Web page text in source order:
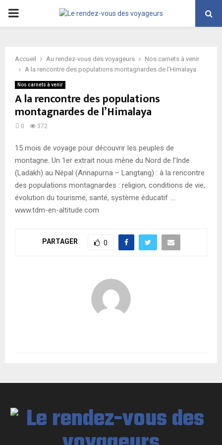
PRIMARY
Accueil Au rendez-vous des voyageurs
Nos carnets à venir
A la rencontre des populations montagnardes de l’Himalaya
Nos carnets à venir
A la rencontre des populations
montagnardes de l’Himalaya
0 372
15 mois de voyage pour découvrir les peuples de
montagne. Un 1er extrait nous mène du Nord de l’Inde
(Ladakh) au Népal (Annapurna – Langtang) : à la rencontre
des populations montagnardes : religion, conditions de vie,
évolution du tourisme, santé, système éducatif ….
www.tdm-en-altitude.com
PARTAGER 0